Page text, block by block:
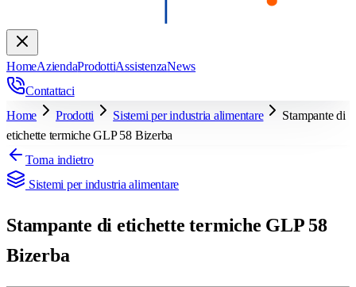
HomeAziendaProdottiAssistenzaNews
Contattaci
Home
Prodotti Sistemi per industria alimentare
Stampante di
etichette termiche GLP 58 Bizerba
Torna indietro
Sistemi per industria alimentare
Stampante di etichette termiche GLP 58
Bizerba